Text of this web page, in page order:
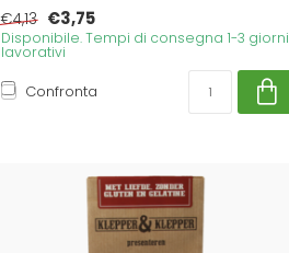
€4,13 €3,75
Disponibile. Tempi di consegna 1-3 giorni
lavorativi
Confronta